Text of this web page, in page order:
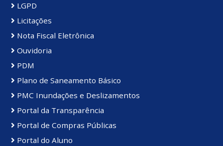
LGPD
Licitações
Nota Fiscal Eletrônica
Ouvidoria
PDM
Plano de Saneamento Básico
PMC Inundações e Deslizamentos
Portal da Transparência
Portal de Compras Públicas
Portal do Aluno